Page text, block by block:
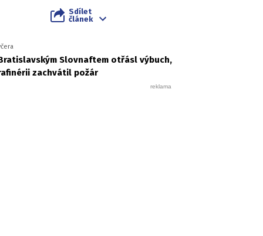
Sdílet
článek
Slovnaftem otřásl výbuch,
zachvátil požár